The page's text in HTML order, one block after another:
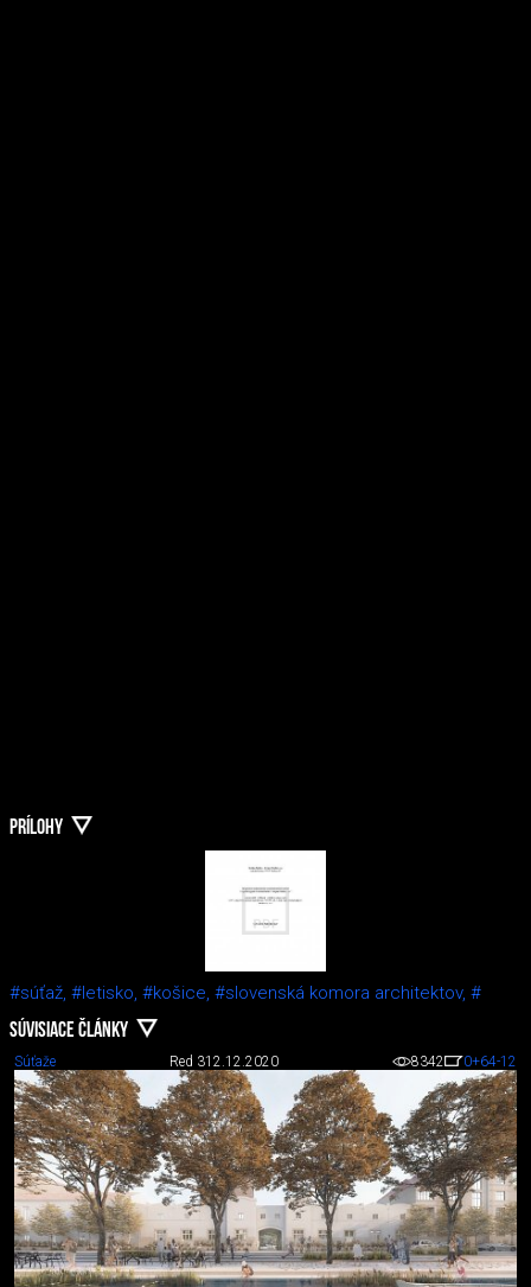
PRÍLOHY
#súťaž, #letisko, #košice, #slovenská komora architektov, #
SÚVISIACE ČLÁNKY
Súťaže Red 312.12.2020 8342 0+64-12